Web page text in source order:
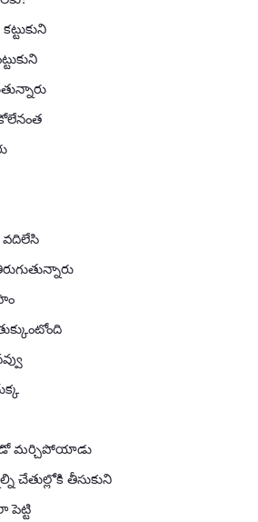
వదిలేసి
మర్చిపోయాడు
చేతుల్లోకి తీసుకుని
పెట్టి